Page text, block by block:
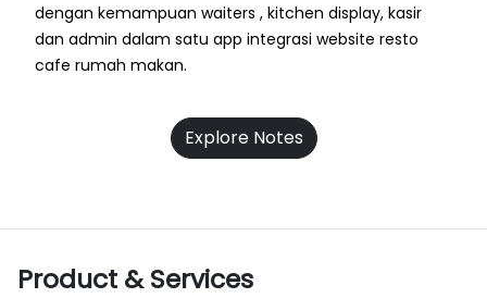
dengan kemampuan waiters , kitchen display, kasir
dan admin dalam satu app integrasi website resto
cafe rumah makan.
Explore Notes
Product & Services